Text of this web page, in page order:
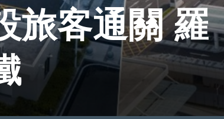
旅客通關 羅